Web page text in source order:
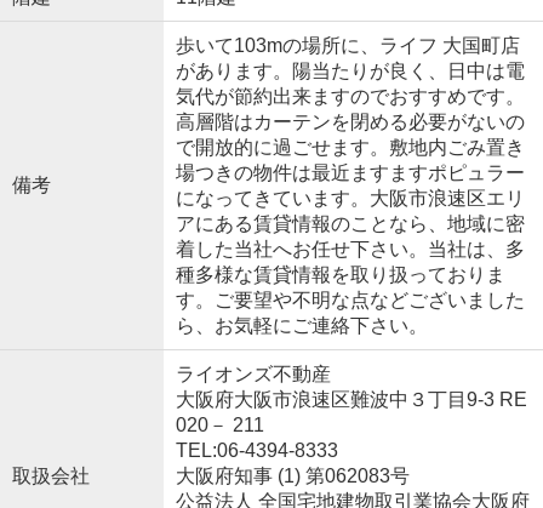
備考
歩いて103mの場所に、ライフ 大国町店
があります。陽当たりが良く、日中は電
気代が節約出来ますのでおすすめです。
高層階はカーテンを閉める必要がないの
で開放的に過ごせます。敷地内ごみ置き
場つきの物件は最近ますますポピュラー
になってきています。大阪市浪速区エリ
アにある賃貸情報のことなら、地域に密
着した当社へお任せ下さい。当社は、多
種多様な賃貸情報を取り扱っておりま
す。ご要望や不明な点などございました
ら、お気軽にご連絡下さい。
取扱会社
ライオンズ不動産
大阪府大阪市浪速区難波中３丁目9-3 RE
020－ 211
TEL:06-4394-8333
大阪府知事 (1) 第062083号
公益法人 全国宅地建物取引業協会大阪府